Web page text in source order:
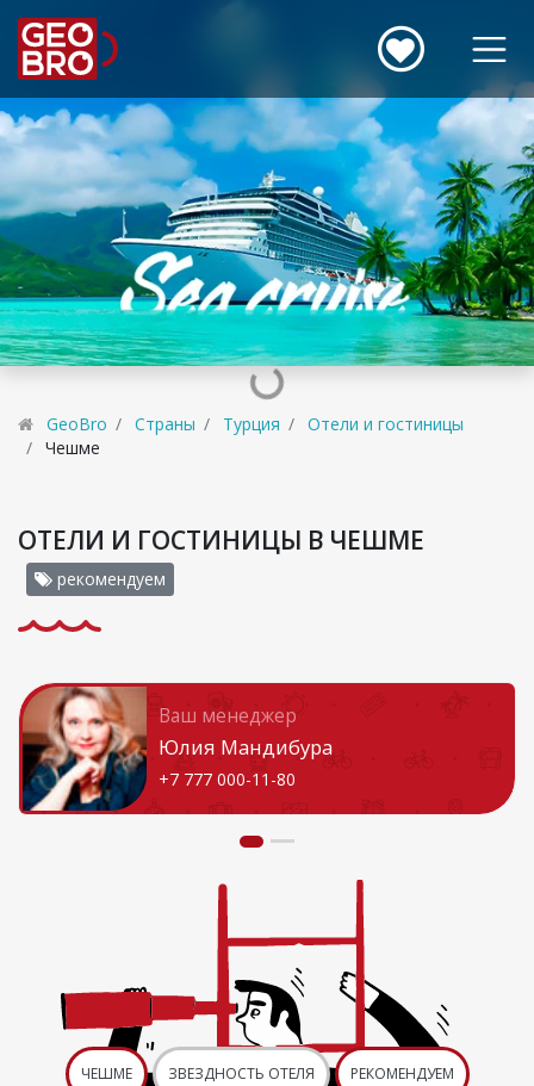
GeoBro Страны Турция
Отели и гостиницы
Чешме
ОТЕЛИ И ГОСТИНИЦЫ В ЧЕШМЕ
рекомендуем
Ваш менеджер
Юлия Мандибура
+7 777 000-11-80
ЧЕШМЕ ЗВЕЗДНОСТЬ ОТЕЛЯ РЕКОМЕНДУЕМ